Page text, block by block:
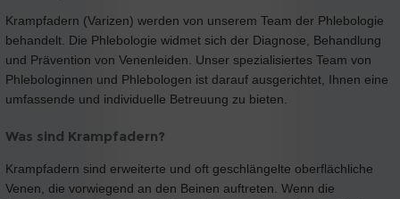
Krampfadern (Varizen) werden von unserem Team der Phlebologie
behandelt. Die Phlebologie widmet sich der Diagnose, Behandlung
und Prävention von Venenleiden. Unser spezialisiertes Team von
Phlebologinnen und Phlebologen ist darauf ausgerichtet, Ihnen eine
umfassende und individuelle Betreuung zu bieten.
Was sind Krampfadern?
Krampfadern sind erweiterte und oft geschlängelte oberflächliche
Venen, die vorwiegend an den Beinen auftreten. Wenn die